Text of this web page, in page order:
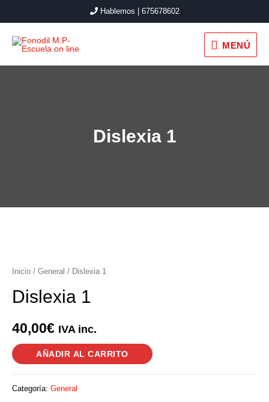
Hablemos | 675678602
MENÚ
Dislexia 1
Inicio / General / Dislexia 1
Dislexia 1
40,00€ IVA inc.
AÑADIR AL CARRITO
Categoría: General